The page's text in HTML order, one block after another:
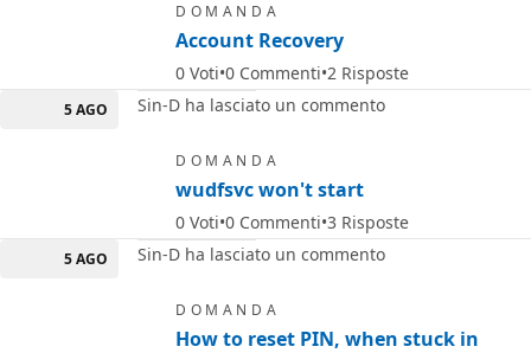
DOMANDA
Account Recovery
0 Voti 0 Commenti 2 Risposte
5 AGO Sin-D ha lasciato un commento
DOMANDA
wudfsvc won't start
0 Voti 0 Commenti 3 Risposte
5 AGO Sin-D ha lasciato un commento
DOMANDA
How to reset PIN, when stuck in